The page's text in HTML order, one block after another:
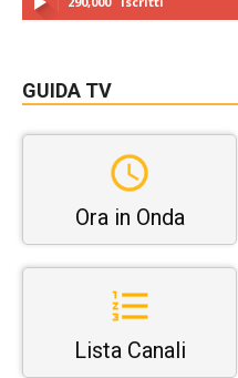
GUIDA TV
Ora in Onda
Lista Canali